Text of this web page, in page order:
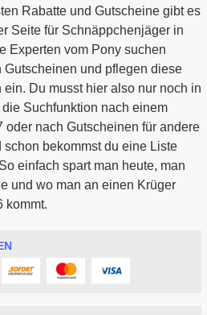
Rabatte und Gutscheine gibt es
Seite für Schnäppchenjäger in
Experten vom Pony suchen
Gutscheinen und pflegen diese
Du musst hier also nur noch in
Suchfunktion nach einem
oder nach Gutscheinen für andere
bekommst du eine Liste
einfach spart man heute, man
und wo man an einen Krüger
kommt.